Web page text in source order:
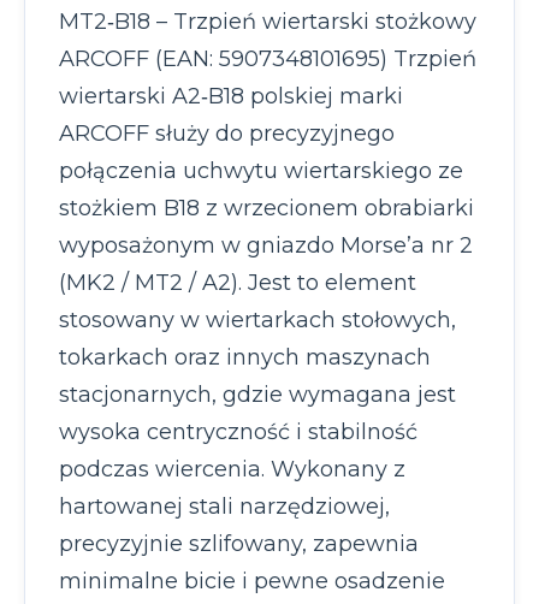
MT2‑B18 – Trzpień wiertarski stożkowy
ARCOFF (EAN: 5907348101695) Trzpień
wiertarski A2‑B18 polskiej marki
ARCOFF służy do precyzyjnego
połączenia uchwytu wiertarskiego ze
stożkiem B18 z wrzecionem obrabiarki
wyposażonym w gniazdo Morse’a nr 2
(MK2 / MT2 / A2). Jest to element
stosowany w wiertarkach stołowych,
tokarkach oraz innych maszynach
stacjonarnych, gdzie wymagana jest
wysoka centryczność i stabilność
podczas wiercenia. Wykonany z
hartowanej stali narzędziowej,
precyzyjnie szlifowany, zapewnia
minimalne bicie i pewne osadzenie